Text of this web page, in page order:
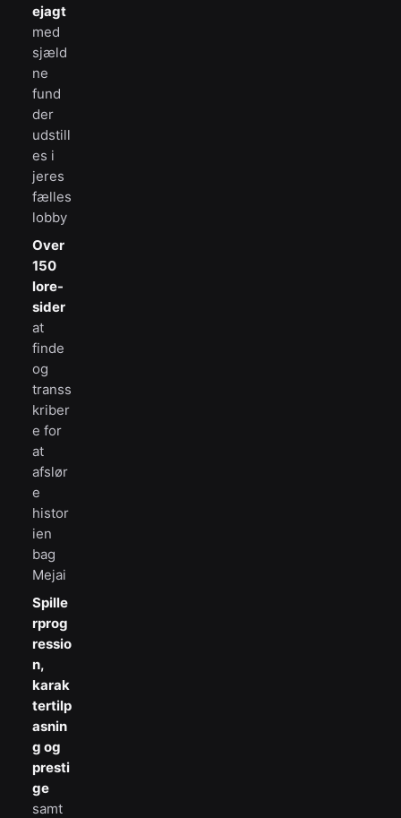
ejagt
med
sjæld
ne
fund
der
udstill
es i
jeres
fælles
lobby
Over
150
lore-
sider
at
finde
og
transs
kriber
e for
at
afslør
e
histor
ien
bag
Mejai
Spille
rprog
ressio
n,
karak
tertilp
asnin
g og
presti
ge
samt